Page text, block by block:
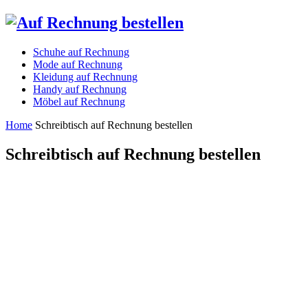
Schuhe auf Rechnung
Mode auf Rechnung
Kleidung auf Rechnung
Handy auf Rechnung
Möbel auf Rechnung
Home Schreibtisch auf Rechnung bestellen
Schreibtisch auf Rechnung bestellen